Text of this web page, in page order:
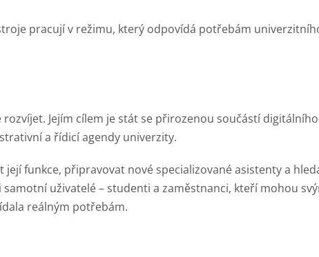
pracují v režimu, který odpovídá potřebám
Jejím cílem je stát se přirozenou součástí digitálního
a řídicí agendy univerzity.
funkce, připravovat nové specializované asistenty a
uživatelé – studenti a zaměstnanci, kteří mohou
reálným potřebám.